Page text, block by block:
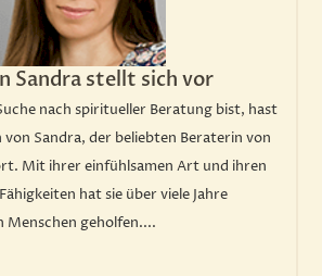
Sandra stellt sich vor
nach spiritueller Beratung bist, hast
Sandra, der beliebten Beraterin von
Mit ihrer einfühlsamen Art und ihren
hat sie über viele Jahre
Menschen geholfen....